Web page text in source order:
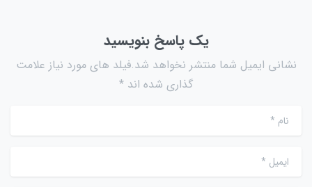
یک پاسخ بنویسید
نشانی ایمیل شما منتشر نخواهد شد.فیلد های مورد نیاز علامت
گذاری شده اند *
نام*
ایمیل *